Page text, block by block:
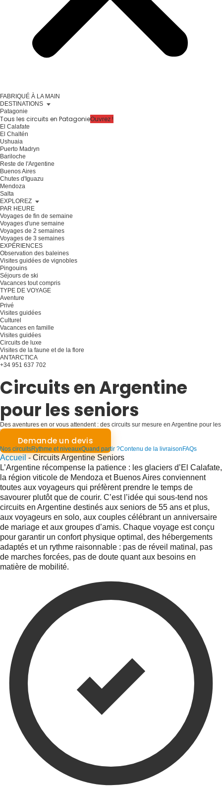
FABRIQUÉ À LA MAIN
DESTINATIONS
Patagonie
Tous les circuits en PatagonieOuvrez !
El Calafate
El Chaltén
Ushuaia
Puerto Madryn
Bariloche
Reste de l'Argentine
Buenos Aires
Chutes d'Iguazu
Mendoza
Salta
EXPLOREZ
PAR HEURE
Voyages de fin de semaine
Voyages d'une semaine
Voyages de 2 semaines
Voyages de 3 semaines
EXPÉRIENCES
Observation des baleines
Visites guidées de vignobles
Pingouins
Séjours de ski
Vacances tout compris
TYPE DE VOYAGE
Aventure
Privé
Visites guidées
Culturel
Vacances en famille
Visites guidées
Circuits de luxe
Visites de la faune et de la flore
ANTARCTICA
+34 951 637 702
Circuits en Argentine
pour les seniors
Des aventures en or vous attendent : des circuits sur mesure en Argentine pour les
jeunes de cœur
Demande un devis
Nos circuitsRythme et niveauxQuand partir ?Contenu de la livraison FAQs
Accueil-Circuits Argentine Seniors
L’Argentine récompense la patience : les glaciers d’El Calafate,
la région viticole de Mendoza et Buenos Aires conviennent
toutes aux voyageurs qui préfèrent prendre le temps de
savourer plutôt que de courir. C’est l’idée qui sous-tend nos
circuits en Argentine destinés aux seniors de 55 ans et plus,
aux voyageurs en solo, aux couples célébrant un anniversaire
de mariage et aux groupes d’amis. Chaque voyage est conçu
pour garantir un confort physique optimal, des hébergements
adaptés et un rythme raisonnable : pas de réveil matinal, pas
de marches forcées, pas de doute quant aux besoins en
matière de mobilité.